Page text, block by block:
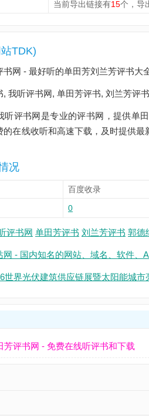
当前导出链接有15个，导
TDK)
书网 - 最好听的单田芳刘兰芳评书大
, 我听评书网, 单田芳评书, 刘兰芳评
听评书网是专业的评书网，提供单
的在线收听和高速下载，及时提供
况
百度收录
0
评书网 单田芳评书 刘兰芳评书 郭德
网 - 国内知名的网站、域名、软件、
世界光伏建筑供应链展暨太阳能城市
芳评书网 - 免费在线听评书和下载